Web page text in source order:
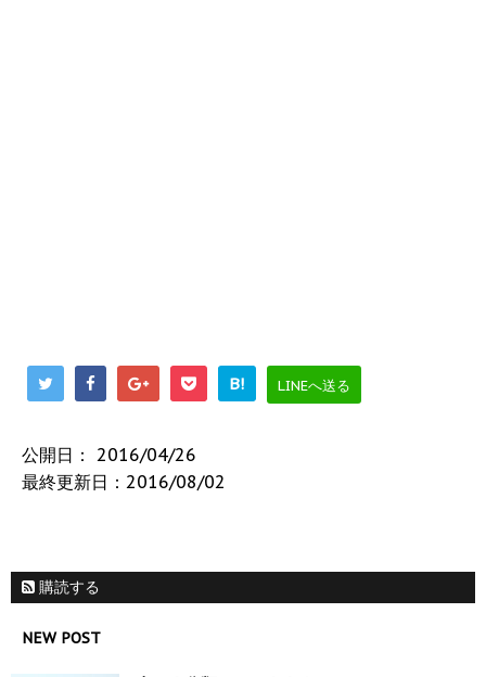
B! LINEへ送る
公開日： 2016/04/26
最終更新日：2016/08/02
購読する
NEW POST